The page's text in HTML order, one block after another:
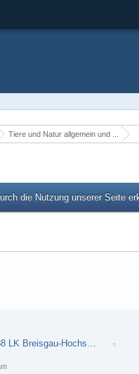
Tiere und Natur allgemein und ...
die Nutzung unserer Seite
Gottenheim PLZ 79288 LK Breisgau-Hochschwarzwald